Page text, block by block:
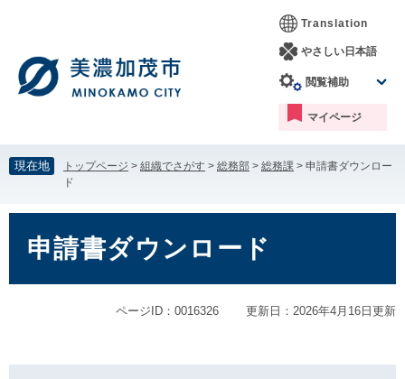
す。
し
て
本
へ
Translation
やさしい日本語
閲覧補助
マイページ
現在地 トップページ > 組織でさがす > 総務部 > 総務課 > 申請書ダウンロー
ド
申請書ダウンロード
ページID：0016326 更新日：2026年4月16日更新